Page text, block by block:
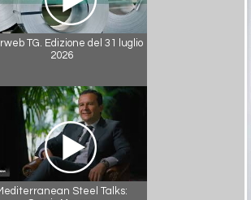
TG. Edizione del 31 luglio
2026
Steel Talks: